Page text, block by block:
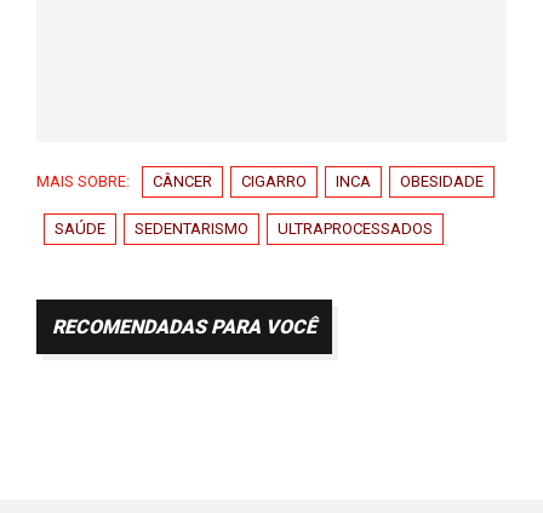
MAIS SOBRE: CÂNCER CIGARRO INCA OBESIDADE
SAÚDE SEDENTARISMO ULTRAPROCESSADOS
RECOMENDADAS PARA VOCÊ